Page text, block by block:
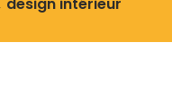
design intérieur